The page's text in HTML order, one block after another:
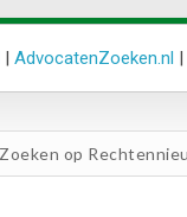
| AdvocatenZoeken.nl |